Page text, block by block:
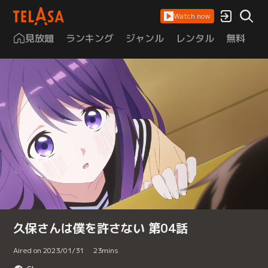
Watch now
見放題 ランキング ジャンル レンタル 無料
久保さんは僕を許さない 第04話
Aired on 2023/01/31 23mins